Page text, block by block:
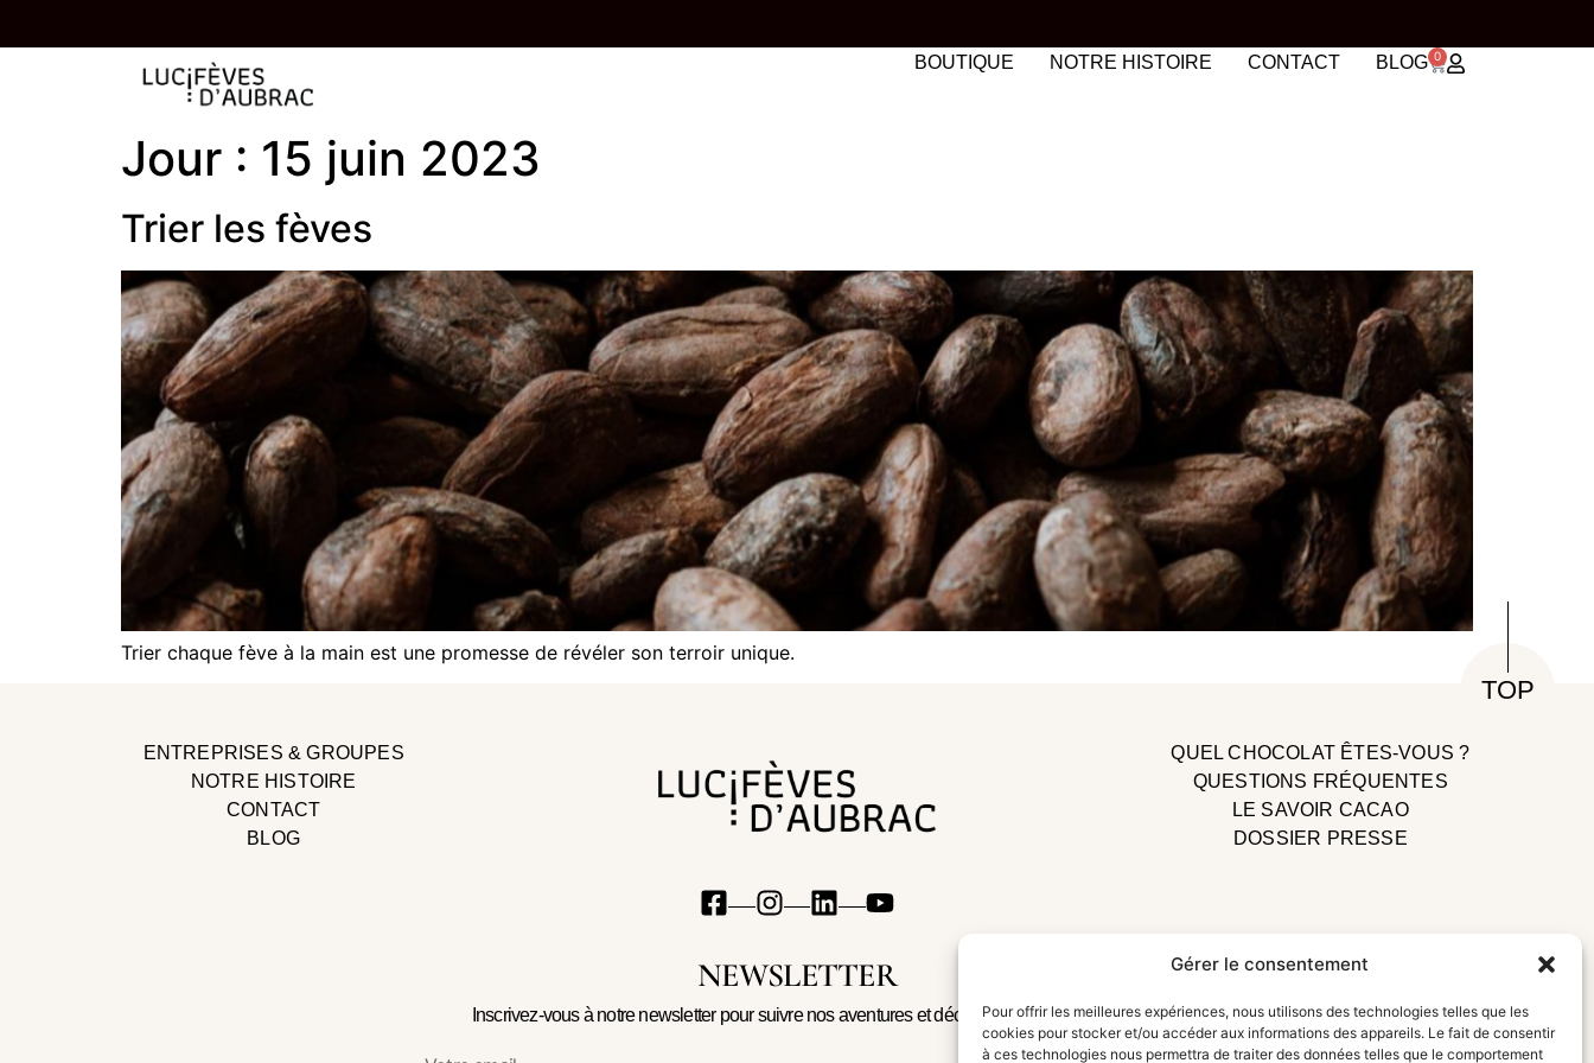
Gérer le consentement
Pour offrir les meilleures expériences, nous utilisons des technologies telles que les
cookies pour stocker et/ou accéder aux informations des appareils. Le fait de consentir
à ces technologies nous permettra de traiter des données telles que le comportement
TOP
UNE TABLETTE OFFERTE À PARTIR DE 85,00€ D'ACHAT
BOUTIQUE NOTRE HISTOIRE CONTACT BLOG 0
Jour : 15 juin 2023
Trier les fèves
Trier chaque fève à la main est une promesse de révéler son terroir unique.
ENTREPRISES & GROUPES
NOTRE HISTOIRE
CONTACT
BLOG
QUEL CHOCOLAT ÊTES-VOUS ?
QUESTIONS FRÉQUENTES
LE SAVOIR CACAO
DOSSIER PRESSE
NEWSLETTER
Inscrivez-vous à notre newsletter pour suivre nos aventures et découvrir les nouveautés